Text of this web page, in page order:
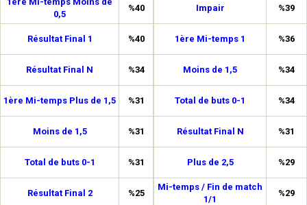
0,5
%40
Résultat Final 1 %40
Résultat Final N %34
1ère Mi-temps Plus de 1,5 %31
Moins de 1,5 %31
Total de buts 0-1 %31
Résultat Final 2 %25
Impair %39
1ère Mi-temps 1 %36
Moins de 1,5 %34
Total de buts 0-1 %34
Résultat Final N %31
Plus de 2,5 %29
Mi-temps / Fin de match
1/1
%29